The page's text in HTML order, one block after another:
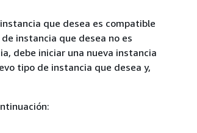
que desea es compatible
instancia que desea no es
debe iniciar una nueva instancia
tipo de instancia que desea y,